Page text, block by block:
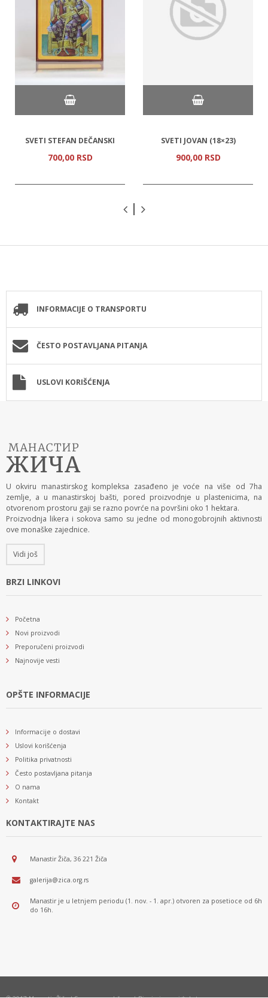
SVETI STEFAN DEČANSKI
700,00 RSD
SVETI JOVAN (18×23)
900,00 RSD
INFORMACIJE O TRANSPORTU
ČESTO POSTAVLJANA PITANJA
USLOVI KORIŠĆENJA
U okviru manastirskog kompleksa zasađeno je voće na više od 7ha
zemlje, a u manastirskoj bašti, pored proizvodnje u plastenicima, na
otvorenom prostoru gaji se razno povrće na površini oko 1 hektara.
Proizvodnja likera i sokova samo su jedne od monogobrojnih aktivnosti
ove monaške zajednice.
Vidi još
BRZI LINKOVI
Početna
Novi proizvodi
Preporučeni proizvodi
Najnovije vesti
OPŠTE INFORMACIJE
Informacije o dostavi
Uslovi korišćenja
Politika privatnosti
Često postavljana pitanja
O nama
Kontakt
KONTAKTIRAJTE NAS
Manastir Žiča, 36 221 Žiča
galerija@zica.org.rs
Manastir je u letnjem periodu (1. nov. - 1. apr.) otvoren za posetioce od 6h
do 16h.